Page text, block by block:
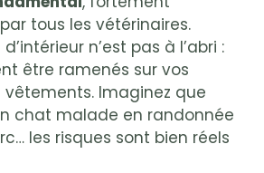
tous les vétérinaires.
n’est pas à l’abri :
être ramenés sur vos
vêtements. Imaginez que
chat malade en randonnée
les risques sont bien réels